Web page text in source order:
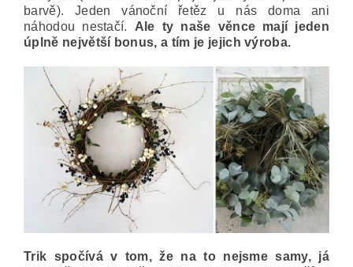
barvě). Jeden vánoční řetěz u nás doma ani
náhodou nestačí. Ale ty naše věnce mají jeden
úplně největší bonus, a tím je jejich výroba.
Trik spočívá v tom, že na to nejsme samy, já